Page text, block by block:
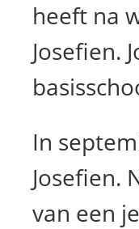
heeft na
Josefien.
In
Josefien.
van een